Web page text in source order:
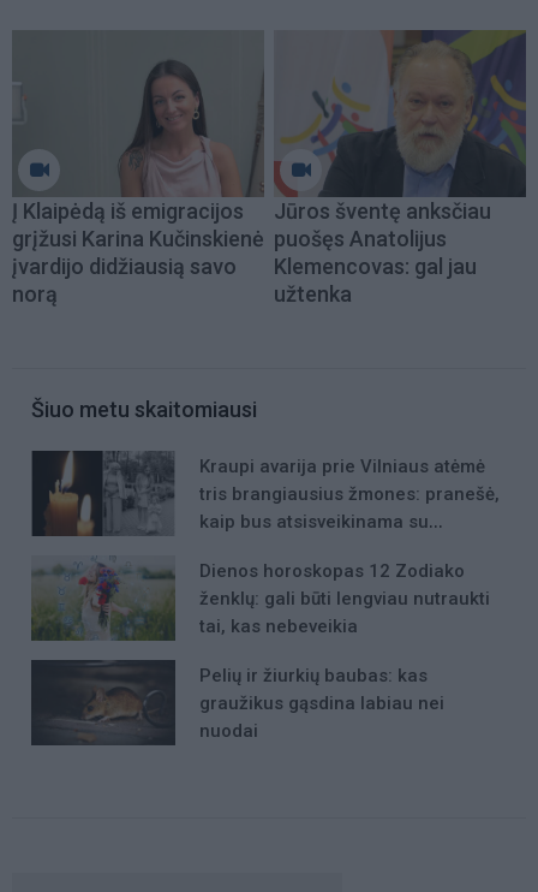
Į Klaipėdą iš emigracijos
grįžusi Karina Kučinskienė
įvardijo didžiausią savo
norą
Jūros šventę anksčiau
puošęs Anatolijus
Klemencovas: gal jau
užtenka
Šiuo metu skaitomiausi
Kraupi avarija prie Vilniaus atėmė
tris brangiausius žmones: pranešė,
kaip bus atsisveikinama su
Dienos horoskopas 12 Zodiako
ženklų: gali būti lengviau nutraukti
tai, kas nebeveikia
Pelių ir žiurkių baubas: kas
graužikus gąsdina labiau nei
nuodai